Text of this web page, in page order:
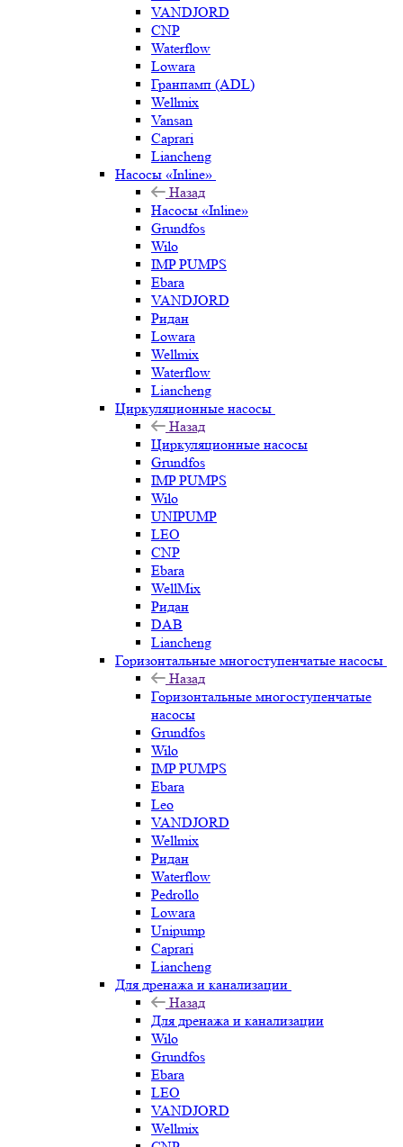
VANDJORD
CNP
Waterflow
Lowara
Гранпамп (ADL)
Wellmix
Vansan
Caprari
Liancheng
Насосы «Inline»
Назад
Насосы «Inline»
Grundfos
Wilo
IMP PUMPS
Ebara
VANDJORD
Ридан
Lowara
Wellmix
Waterflow
Liancheng
Циркуляционные насосы
Назад
Циркуляционные насосы
Grundfos
IMP PUMPS
Wilo
UNIPUMP
LEO
CNP
Ebara
WellMix
Ридан
DAB
Liancheng
Горизонтальные многоступенчатые насосы
Назад
Горизонтальные многоступенчатые
насосы
Grundfos
Wilo
IMP PUMPS
Ebara
Leo
VANDJORD
Wellmix
Ридан
Waterflow
Pedrollo
Lowara
Unipump
Caprari
Liancheng
Для дренажа и канализации
Назад
Для дренажа и канализации
Wilo
Grundfos
Ebara
LEO
VANDJORD
Wellmix